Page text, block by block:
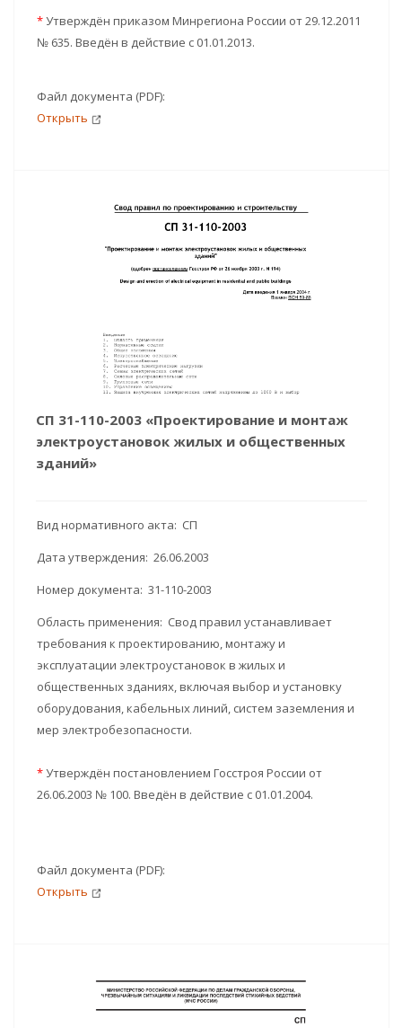
*Утверждён приказом Минрегиона России от 29.12.2011
№ 635. Введён в действие с 01.01.2013.
Файл документа (PDF):
Открыть
СП 31-110-2003 «Проектирование и монтаж
электроустановок жилых и общественных
зданий»
Вид нормативного акта: СП
Дата утверждения: 26.06.2003
Номер документа: 31-110-2003
Область применения: Свод правил устанавливает
требования к проектированию, монтажу и
эксплуатации электроустановок в жилых и
общественных зданиях, включая выбор и установку
оборудования, кабельных линий, систем заземления и
мер электробезопасности.
*Утверждён постановлением Госстроя России от
26.06.2003 № 100. Введён в действие с 01.01.2004.
Файл документа (PDF):
Открыть